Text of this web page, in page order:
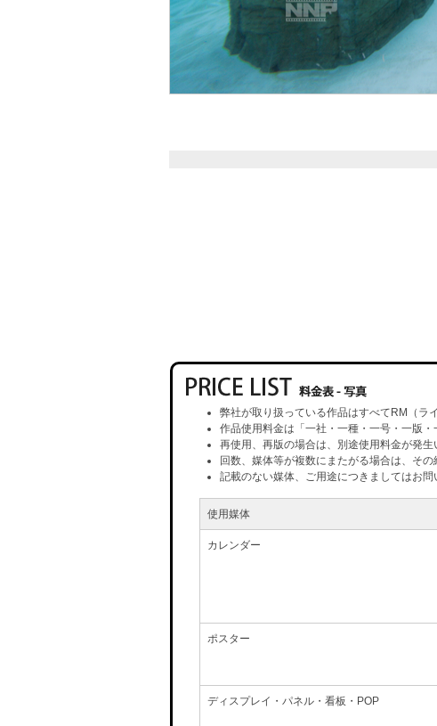
弊社が取り扱っている作品はすべてRM（ラ
作品使用料金は「一社・一種・一号・一版・
再使用、再版の場合は、別途使用料金が発生
回数、媒体等が複数にまたがる場合は、その
記載のない媒体、ご用途につきましてはお問
使用媒体
カレンダー
ポスター
ディスプレイ・パネル・看板・POP